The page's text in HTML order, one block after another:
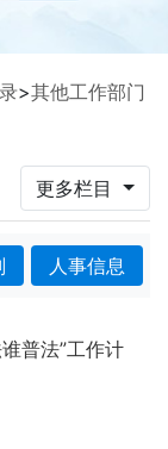
>其他工作部门
更多栏目
人事信息
普法”工作计